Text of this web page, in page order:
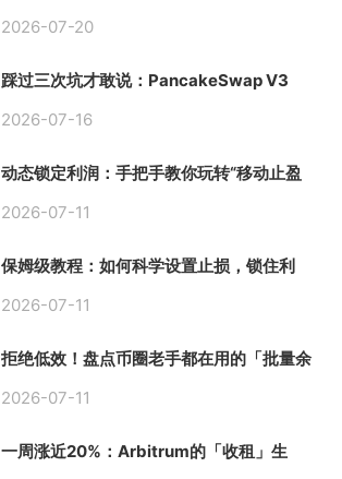
2026-07-20
踩过三次坑才敢说：PancakeSwap V3
初始化
2026-07-16
动态锁定利润：手把手教你玩转“移动止盈
2026-07-11
保姆级教程：如何科学设置止损，锁住利
2026-07-11
拒绝低效！盘点币圈老手都在用的「批量余
2026-07-11
一周涨近20%：Arbitrum的「收租」生